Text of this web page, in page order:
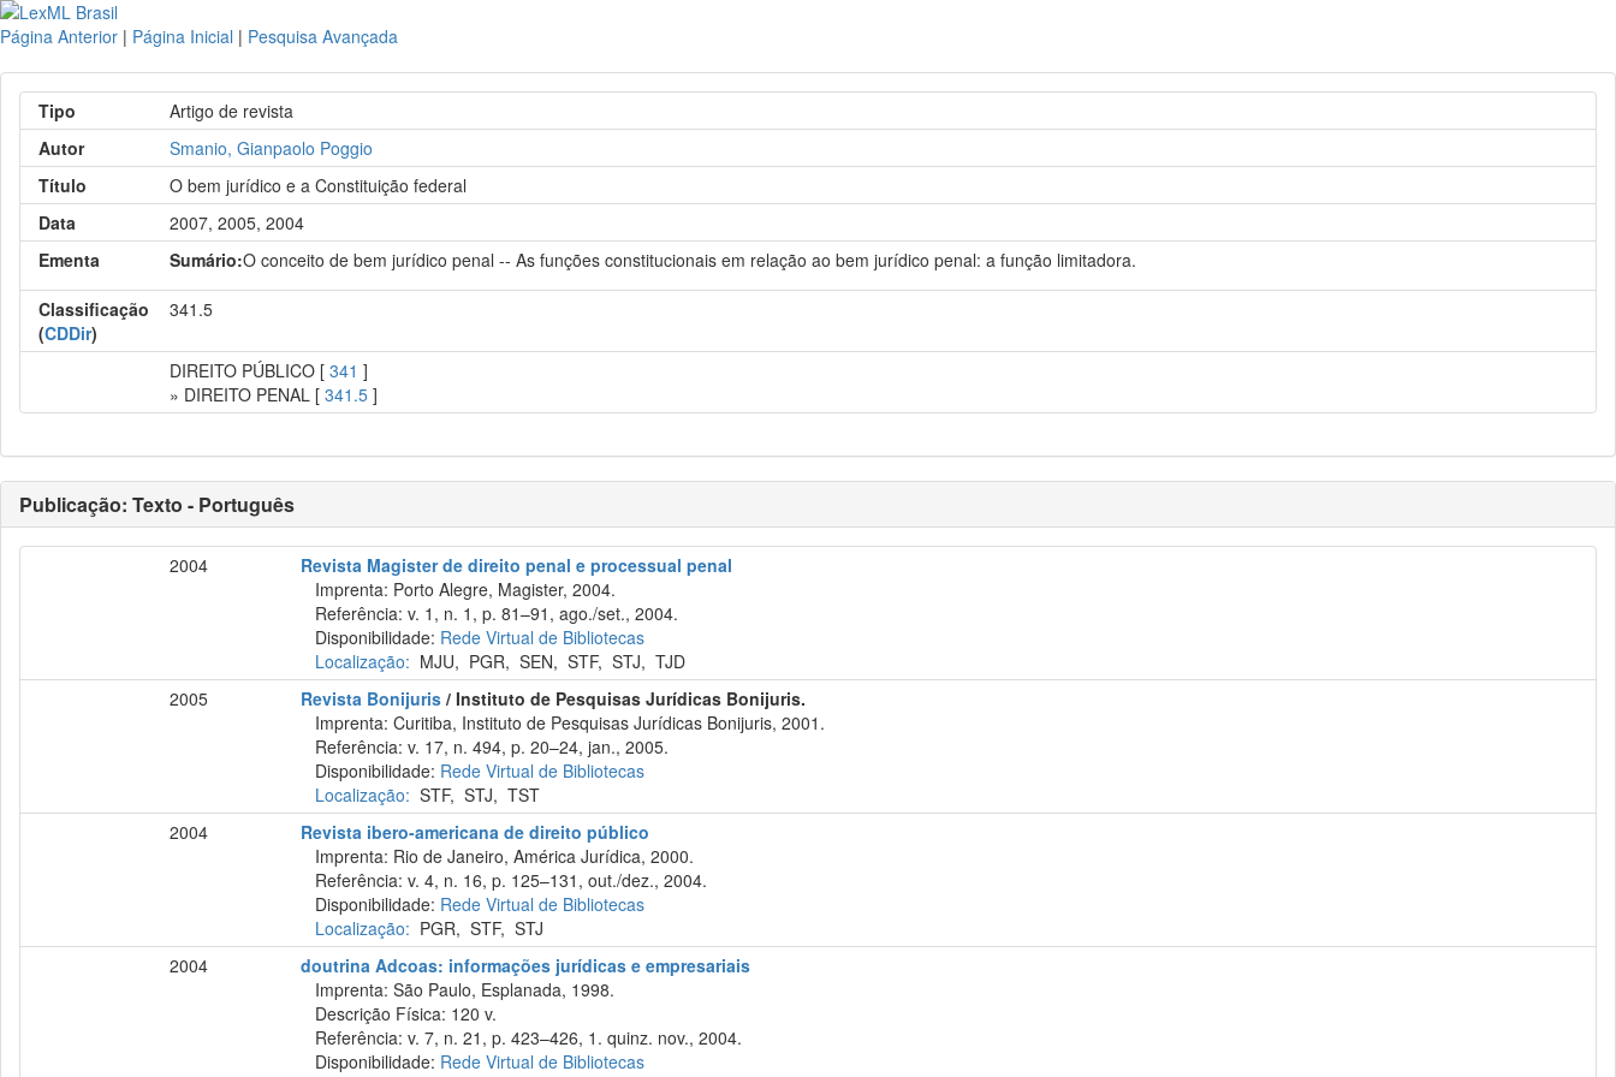
Página Anterior | Página Inicial | Pesquisa Avançada
Tipo
Artigo de revista
Autor
Smanio, Gianpaolo Poggio
Título
O bem jurídico e a Constituição federal
Data
2007, 2005, 2004
Ementa
Sumário:O conceito de bem jurídico penal -- As funções constitucionais em relação ao bem jurídico penal: a função limitadora.
Classificação
(CDDir)
341.5
DIREITO PÚBLICO [341 ]
» DIREITO PENAL [341.5 ]
Publicação: Texto - Português
2004
Revista Magister de direito penal e processual penal
Imprenta: Porto Alegre, Magister, 2004.
Referência: v. 1, n. 1, p. 81–91, ago./set., 2004.
Disponibilidade: Rede Virtual de Bibliotecas
Localização: MJU, PGR,SEN,STF,STJ,TJD
2005
Revista Bonijuris / Instituto de Pesquisas Jurídicas Bonijuris.
Imprenta: Curitiba, Instituto de Pesquisas Jurídicas Bonijuris, 2001.
Referência: v. 17, n. 494, p. 20–24, jan., 2005.
Disponibilidade: Rede Virtual de Bibliotecas
Localização: STF,STJ,TST
2004
Revista ibero-americana de direito público
Imprenta: Rio de Janeiro, América Jurídica, 2000.
Referência: v. 4, n. 16, p. 125–131, out./dez., 2004.
Disponibilidade: Rede Virtual de Bibliotecas
Localização: PGR,STF,STJ
2004
doutrina Adcoas: informações jurídicas e empresariais
Imprenta: São Paulo, Esplanada, 1998.
Descrição Física: 120 v.
Referência: v. 7, n. 21, p. 423–426, 1. quinz. nov., 2004.
Disponibilidade: Rede Virtual de Bibliotecas